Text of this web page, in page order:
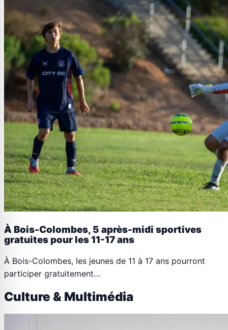
À Bois-Colombes, 5 après-midi sportives
gratuites pour les 11-17 ans
À Bois-Colombes, les jeunes de 11 à 17 ans pourront
participer gratuitement…
Culture & Multimédia